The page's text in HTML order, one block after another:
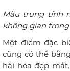
Màu trung tính
không gian
Một điểm đặc
cũng có thể
hài hòa đẹp